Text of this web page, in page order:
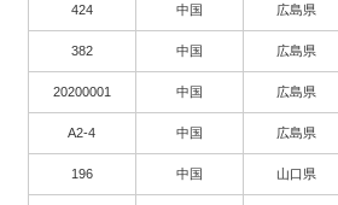
424 中国 広島県
382 中国 広島県
20200001 中国 広島県
A2-4 中国 広島県
196 中国 山口県